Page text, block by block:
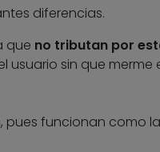
diferencias.
que no tributan por
usuario sin que merme
, pues funcionan como